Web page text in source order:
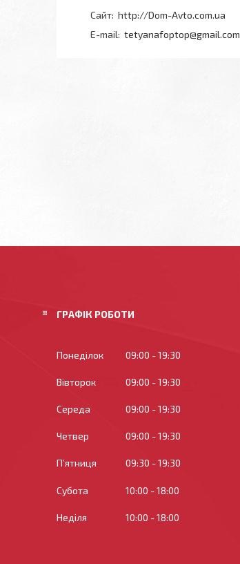
http://Dom-Avto.com.ua
tetyanafoptop@gmail.com
ГРАФІК РОБОТИ
Понеділок 09:00 19:30
Вівторок 09:00 19:30
Середа 09:00 19:30
Четвер 09:00 19:30
Пʼятниця 09:30 19:30
Субота 10:00 18:00
Неділя 10:00 18:00